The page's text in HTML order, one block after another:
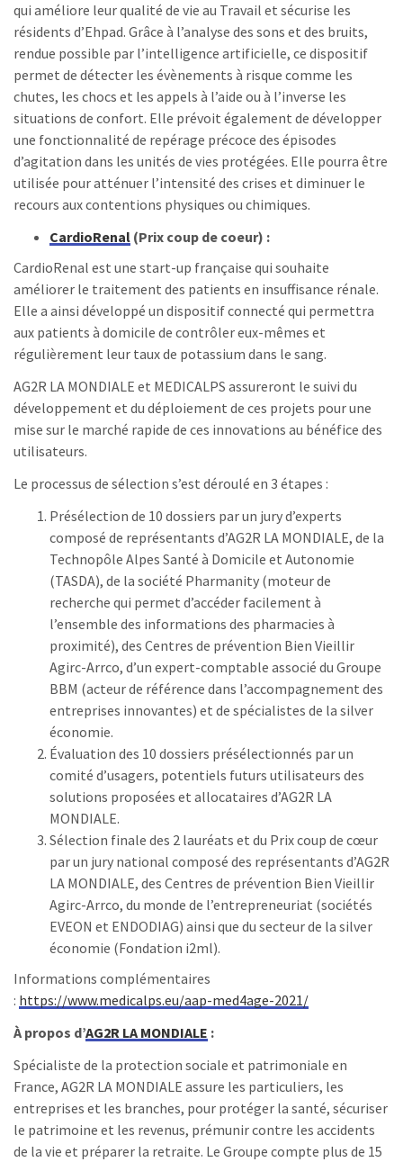
qui améliore leur qualité de vie au Travail et sécurise les
résidents d’Ehpad. Grâce à l’analyse des sons et des bruits,
rendue possible par l’intelligence artificielle, ce dispositif
permet de détecter les évènements à risque comme les
chutes, les chocs et les appels à l’aide ou à l’inverse les
situations de confort. Elle prévoit également de développer
une fonctionnalité de repérage précoce des épisodes
d’agitation dans les unités de vies protégées. Elle pourra être
utilisée pour atténuer l’intensité des crises et diminuer le
recours aux contentions physiques ou chimiques.
CardioRenal (Prix coup de coeur) :
CardioRenal est une start-up française qui souhaite
améliorer le traitement des patients en insuffisance rénale.
Elle a ainsi développé un dispositif connecté qui permettra
aux patients à domicile de contrôler eux-mêmes et
régulièrement leur taux de potassium dans le sang.
AG2R LA MONDIALE et MEDICALPS assureront le suivi du
développement et du déploiement de ces projets pour une
mise sur le marché rapide de ces innovations au bénéfice des
utilisateurs.
Le processus de sélection s’est déroulé en 3 étapes :
Présélection de 10 dossiers par un jury d’experts
composé de représentants d’AG2R LA MONDIALE, de la
Technopôle Alpes Santé à Domicile et Autonomie
(TASDA), de la société Pharmanity (moteur de
recherche qui permet d’accéder facilement à
l’ensemble des informations des pharmacies à
proximité), des Centres de prévention Bien Vieillir
Agirc-Arrco, d’un expert-comptable associé du Groupe
BBM (acteur de référence dans l’accompagnement des
entreprises innovantes) et de spécialistes de la silver
économie.
Évaluation des 10 dossiers présélectionnés par un
comité d’usagers, potentiels futurs utilisateurs des
solutions proposées et allocataires d’AG2R LA
MONDIALE.
Sélection finale des 2 lauréats et du Prix coup de cœur
par un jury national composé des représentants d’AG2R
LA MONDIALE, des Centres de prévention Bien Vieillir
Agirc-Arrco, du monde de l’entrepreneuriat (sociétés
EVEON et ENDODIAG) ainsi que du secteur de la silver
économie (Fondation i2ml).
Informations complémentaires
: https://www.medicalps.eu/aap-med4age-2021/
À propos d’AG2R LA MONDIALE :
Spécialiste de la protection sociale et patrimoniale en
France, AG2R LA MONDIALE assure les particuliers, les
entreprises et les branches, pour protéger la santé, sécuriser
le patrimoine et les revenus, prémunir contre les accidents
de la vie et préparer la retraite. Le Groupe compte plus de 15